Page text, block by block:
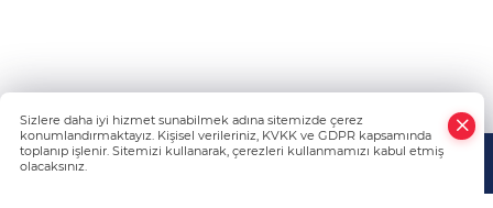
Sizlere daha iyi hizmet sunabilmek adına sitemizde çerez
konumlandırmaktayız. Kişisel verileriniz, KVKK ve GDPR kapsamında
toplanıp işlenir. Sitemizi kullanarak, çerezleri kullanmamızı kabul etmiş
olacaksınız.